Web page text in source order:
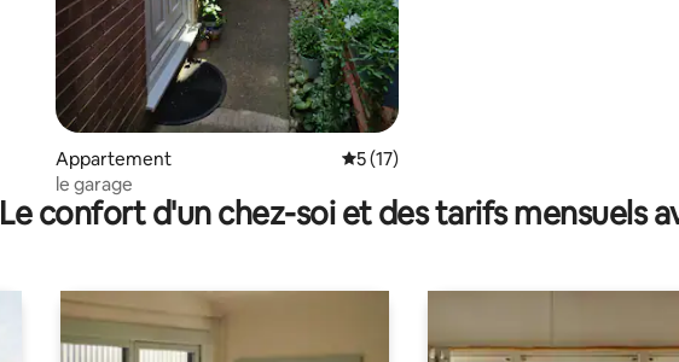
Appartement Évaluation moyenne sur la base de 17
5 (17)
le garage
Le confort d'un chez-soi et des tarifs mensuels